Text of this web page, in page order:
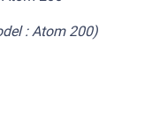
: Atom 200)